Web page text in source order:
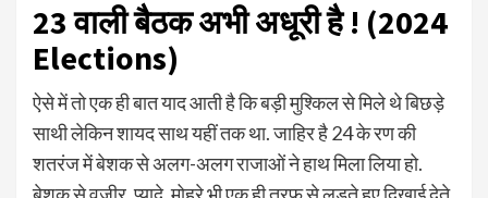
23 वाली बैठक अभी अधूरी है ! (2024
Elections)
ऐसे में तो एक ही बात याद आती है कि बड़ी मुश्किल से मिले थे बिछड़े
साथी लेकिन शायद साथ यहीं तक था. जाहिर है 24 के रण की
शतरंज में बेशक से अलग-अलग राजाओं ने हाथ मिला लिया हो.